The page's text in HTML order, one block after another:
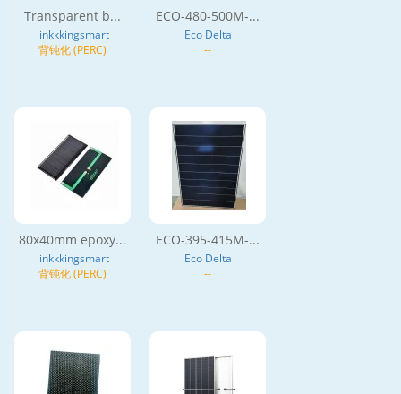
Transparent b...
linkkkingsmart
背钝化 (PERC)
ECO-480-500M-...
Eco Delta
--
80x40mm epoxy...
linkkkingsmart
背钝化 (PERC)
ECO-395-415M-...
Eco Delta
--